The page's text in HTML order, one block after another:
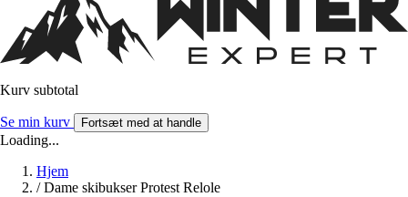
Kurv subtotal
Se min kurv Fortsæt med at handle
Loading...
Hjem
/ Dame skibukser Protest Relole